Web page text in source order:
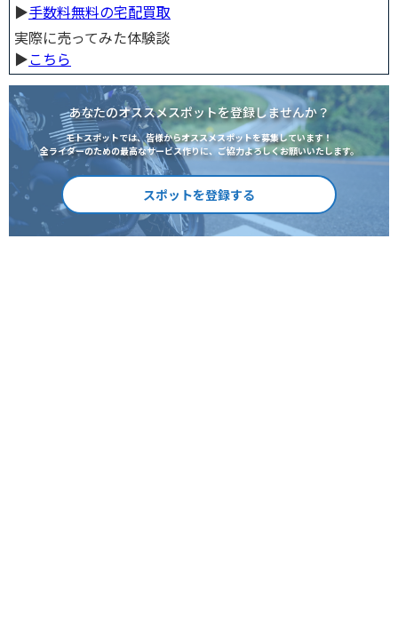
▶︎手数料無料の宅配買取
実際に売ってみた体験談
▶︎こちら
あなたのオススメスポットを登録しませんか？
モトスポットでは、皆様からオススメスポットを募集しています！
全ライダーのための最高なサービス作りに、ご協力よろしくお願いいたします。
スポットを登録する